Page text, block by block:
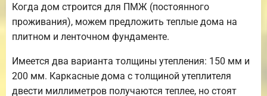
Когда дом строится для ПМЖ (постоянного
проживания), можем предложить теплые дома на
плитном и ленточном фундаменте.
Имеется два варианта толщины утепления: 150 мм и
200 мм. Каркасные дома с толщиной утеплителя
двести миллиметров получаются теплее, но стоят